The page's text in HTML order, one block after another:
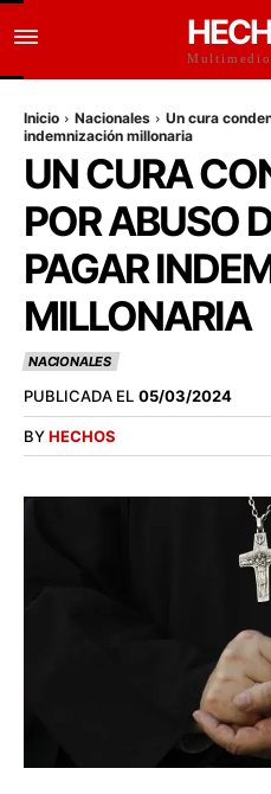
Inicio Nacionales
Un cura
indemnización millonaria
UN CURA
POR ABUSO
PAGAR
MILLONARIA
NACIONALES
PUBLICADA EL 05/03/2024
BYHECHOS